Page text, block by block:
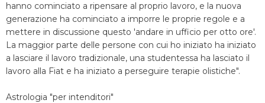
hanno cominciato a ripensare al proprio lavoro, e la nuova
generazione ha cominciato a imporre le proprie regole e a
mettere in discussione questo 'andare in ufficio per otto ore'.
La maggior parte delle persone con cui ho iniziato ha iniziato
a lasciare il lavoro tradizionale, una studentessa ha lasciato il
lavoro alla Fiat e ha iniziato a perseguire terapie olistiche".
Astrologia "per intenditori"